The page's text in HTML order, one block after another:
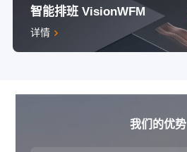
智能排班 VisionWFM
详情
我们的优势